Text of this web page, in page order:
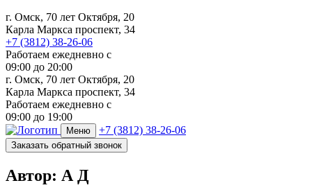
г. Омск, 70 лет Октября, 20
Карла Маркса проспект, 34
+7 (3812) 38-26-06
Работаем ежедневно с
09:00 до 20:00
г. Омск, 70 лет Октября, 20
Карла Маркса проспект, 34
Работаем ежедневно с
09:00 до 19:00
Меню +7 (3812) 38-26-06
Заказать обратный звонок
Автор: А Д